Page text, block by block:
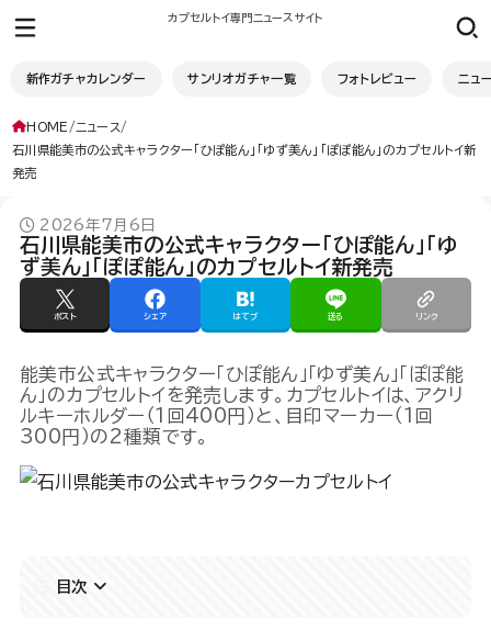
カプセルトイ専門ニュースサイト
新作ガチャカレンダー サンリオガチャ一覧 フォトレビュー ニュ
HOME
ニュース
石川県能美市の公式キャラクター「ひぽ能ん」「ゆず美ん」「ぽぽ能ん」のカプセルトイ新
発売
2026年7月6日
石川県能美市の公式キャラクター「ひぽ能ん」「ゆ
ず美ん」「ぽぽ能ん」のカプセルトイ新発売
ポスト シェア はてブ 送る リンク
能美市公式キャラクター「ひぽ能ん」「ゆず美ん」「ぽぽ能
ん」のカプセルトイを発売します。カプセルトイは、アクリ
ルキーホルダー（1回400円）と、目印マーカー（1回
300円）の2種類です。
目次